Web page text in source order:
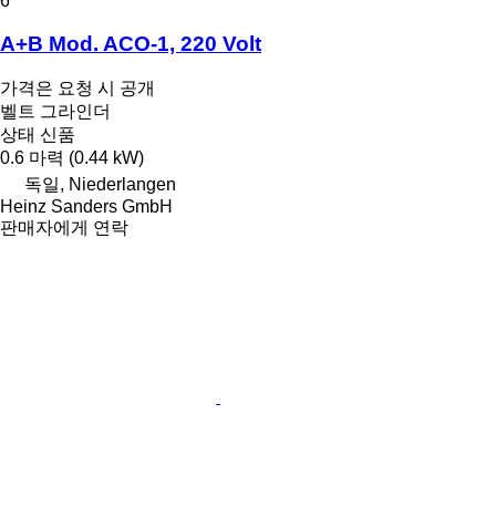
A+B Mod. ACO-1, 220 Volt
가격은 요청 시 공개
벨트 그라인더
상태 신품
0.6 마력 (0.44 kW)
독일, Niederlangen
Heinz Sanders GmbH
판매자에게 연락